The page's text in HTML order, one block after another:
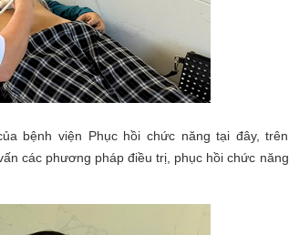
bệnh viện Phục hồi chức năng tại đây, trên
các phương pháp điều trị, phục hồi chức năng